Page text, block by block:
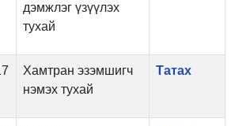
дэмжлэг үзүүлэх
тухай
Хамтран эзэмшигч
нэмэх тухай
Татах